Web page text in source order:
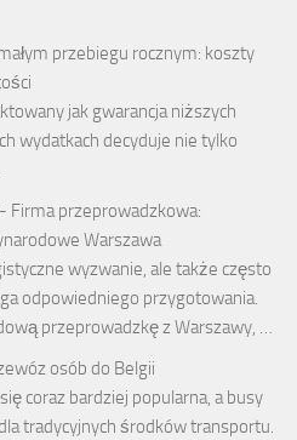
przebiegu rocznym: koszty
jak gwarancja niższych
wydatkach decyduje nie tylko
Firma przeprowadzkowa:
Warszawa
wyzwanie, ale także często
odpowiedniego przygotowania.
przeprowadzkę z Warszawy, …
osób do Belgii
coraz bardziej popularna, a busy
tradycyjnych środków transportu.